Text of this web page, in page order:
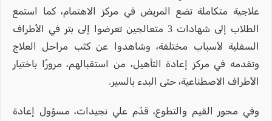
علاجية متكاملة تضع المريض في مركز الاهتمام، كما استمع
الطلاب إلى شهادات 3 متعالجين تعرضوا إلى بتر في الأطراف
السفلية لأسباب مختلفة، وشاهدوا عن كثب مراحل العلاج
وتقدمه في مركز إعادة التأهيل، من استقبالهم، مرورًا باختيار
الأطراف الاصطناعية، حتى البدء بالسير.
وفي محور القيم والتطوع، قدّم علي نجيدات، مسؤول إعادة